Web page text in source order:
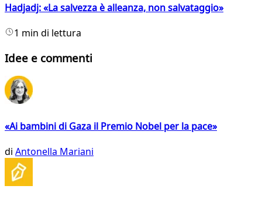
Hadjadj: «La salvezza è alleanza, non salvataggio»
1 min di lettura
Idee e commenti
«Ai bambini di Gaza il Premio Nobel per la pace»
di Antonella Mariani